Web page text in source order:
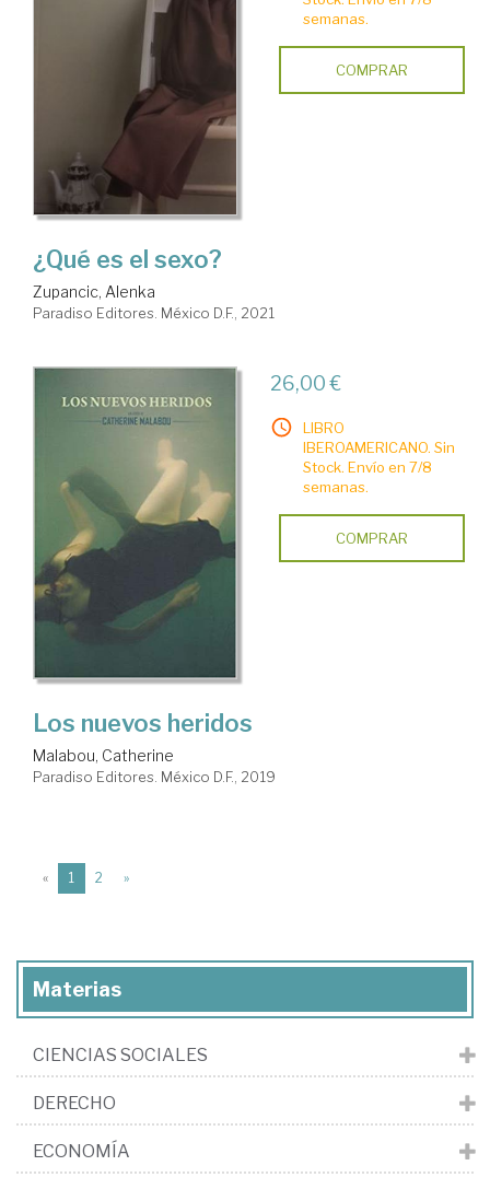
semanas.
COMPRAR
¿Qué es el sexo?
Zupancic, Alenka
Paradiso Editores. México D.F., 2021
26,00 €
LIBRO
IBEROAMERICANO. Sin
Stock. Envío en 7/8
semanas.
COMPRAR
Los nuevos heridos
Malabou, Catherine
Paradiso Editores. México D.F., 2019
« 1 (current)
2 »
Materias
CIENCIAS SOCIALES
DERECHO
ECONOMÍA